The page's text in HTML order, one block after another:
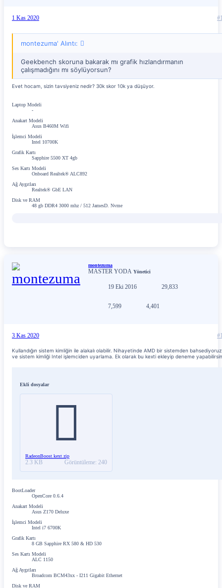
1 Kas 2020
montezuma' Alıntı:
Geekbench skoruna bakarak mı grafik hızlandırmanın
çalışmadığını mı söylüyorsun?
Evet hocam, sizin tavsiyeniz nedir? 30k skor 10k ya düşüyor.
Laptop Modeli
-
Anakart Modeli
Asus B460M Wifi
İşlemci Modeli
Intel 10700K
Grafik Kartı
Sapphire 5500 XT 4gb
Ses Kartı Modeli
Onboard Realtek® ALC892
Ağ Aygıtları
Realtek® GbE LAN
Disk ve RAM
48 gb DDR4 3000 mhz / 512 JamesD. Nvme
montezuma
MASTER YODA Yönetici
19 Eki 2016 29,833
7,599 4,401
3 Kas 2020
Kullandığın sistem kimliğin ile alakalı olabilir. Nihayetinde AMD bir sistemden bahsediyoruz
ve sistem kimliği Intel işlemciden uyarlama. Ek olarak bu kexti ekleyip deneme
Ekli dosyalar
RadeonBoost.kext.zip
2.3 KB Görüntüleme: 240
BootLoader
OpenCore 0.6.4
Anakart Modeli
Asus Z170 Deluxe
İşlemci Modeli
Intel i7 6700K
Grafik Kartı
8 GB Sapphire RX 580 & HD 530
Ses Kartı Modeli
ALC 1150
Ağ Aygıtları
Broadcom BCM43xx - I211 Gigabit Ethernet
Disk ve RAM